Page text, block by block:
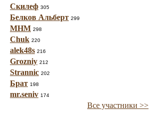
Скилеф 305
Белков Альберт 299
МНМ 298
Chuk 220
alek48s 216
Grozniy 212
Strannic 202
Брат 198
mr.seniv 174
Все участники >>